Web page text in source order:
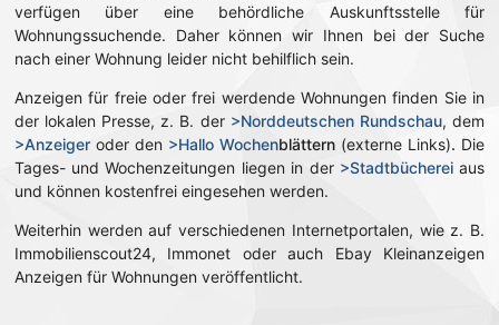
verfügen über eine behördliche Auskunftsstelle für
Wohnungssuchende. Daher können wir Ihnen bei der Suche
nach einer Wohnung leider nicht behilflich sein.
Anzeigen für freie oder frei werdende Wohnungen finden Sie in
der lokalen Presse, z. B. der >Norddeutschen Rundschau, dem
>Anzeigeroder den >Hallo Wochenblättern (externe Links). Die
Tages- und Wochenzeitungen liegen in der >Stadtbüchereiaus
und können kostenfrei eingesehen werden.
Weiterhin werden auf verschiedenen Internetportalen, wie z. B.
Immobilienscout24, Immonet oder auch Ebay Kleinanzeigen
Anzeigen für Wohnungen veröffentlicht.